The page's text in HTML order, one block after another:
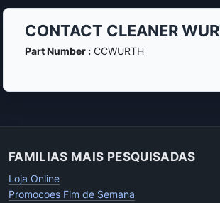
CONTACT CLEANER
Part Number :CCWURTH
FAMILIAS MAIS PESQUISADAS
Loja Online
Promocoes Fim de Semana